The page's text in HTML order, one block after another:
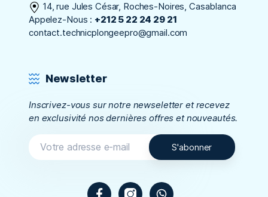
14, rue Jules César, Roches-Noires, Casablanca
Appelez-Nous : +212 5 22 24 29 21
contact.technicplongeepro@gmail.com
Newsletter
Inscrivez-vous sur notre newseletter et recevez
en exclusivité nos dernières offres et nouveautés.
FacebookInstagramWhatsApp